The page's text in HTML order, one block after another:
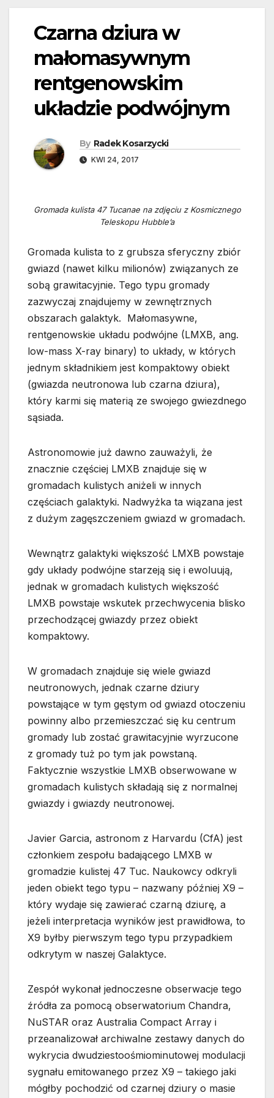
Czarna dziura w
małomasywnym
rentgenowskim
układzie podwójnym
By Radek Kosarzycki
KWI 24, 2017
Gromada kulista 47 Tucanae na zdjęciu z Kosmicznego
Teleskopu Hubble’a
Gromada kulista to z grubsza sferyczny zbiór
gwiazd (nawet kilku milionów) związanych ze
sobą grawitacyjnie. Tego typu gromady
zazwyczaj znajdujemy w zewnętrznych
obszarach galaktyk. Małomasywne,
rentgenowskie układu podwójne (LMXB, ang.
low-mass X-ray binary) to układy, w których
jednym składnikiem jest kompaktowy obiekt
(gwiazda neutronowa lub czarna dziura),
który karmi się materią ze swojego gwiezdnego
sąsiada.
Astronomowie już dawno zauważyli, że
znacznie częściej LMXB znajduje się w
gromadach kulistych aniżeli w innych
częściach galaktyki. Nadwyżka ta wiązana jest
z dużym zagęszczeniem gwiazd w gromadach.
Wewnątrz galaktyki większość LMXB powstaje
gdy układy podwójne starzeją się i ewoluują,
jednak w gromadach kulistych większość
LMXB powstaje wskutek przechwycenia blisko
przechodzącej gwiazdy przez obiekt
kompaktowy.
W gromadach znajduje się wiele gwiazd
neutronowych, jednak czarne dziury
powstające w tym gęstym od gwiazd otoczeniu
powinny albo przemieszczać się ku centrum
gromady lub zostać grawitacyjnie wyrzucone
z gromady tuż po tym jak powstaną.
Faktycznie wszystkie LMXB obserwowane w
gromadach kulistych składają się z normalnej
gwiazdy i gwiazdy neutronowej.
Javier Garcia, astronom z Harvardu (CfA) jest
członkiem zespołu badającego LMXB w
gromadzie kulistej 47 Tuc. Naukowcy odkryli
jeden obiekt tego typu – nazwany później X9 –
który wydaje się zawierać czarną dziurę, a
jeżeli interpretacja wyników jest prawidłowa, to
X9 byłby pierwszym tego typu przypadkiem
odkrytym w naszej Galaktyce.
Zespół wykonał jednoczesne obserwacje tego
źródła za pomocą obserwatorium Chandra,
NuSTAR oraz Australia Compact Array i
przeanalizował archiwalne zestawy danych do
wykrycia dwudziestoośmiominutowej modulacji
sygnału emitowanego przez X9 – takiego jaki
mógłby pochodzić od czarnej dziury o masie